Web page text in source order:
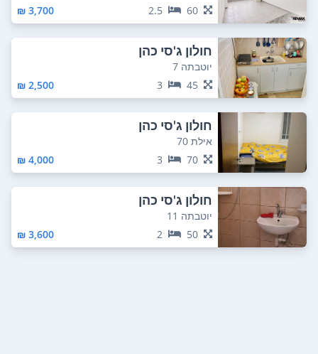
60
2.5
3,700 ₪
חולון ג'סי כהן
יוטבתה 7
45
3
2,500 ₪
חולון ג'סי כהן
אילת 70
70
3
4,000 ₪
חולון ג'סי כהן
יוטבתה 11
50
2
3,600 ₪